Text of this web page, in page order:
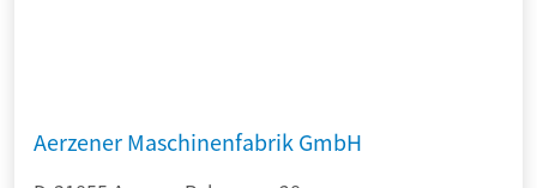
Aerzener Maschinenfabrik GmbH